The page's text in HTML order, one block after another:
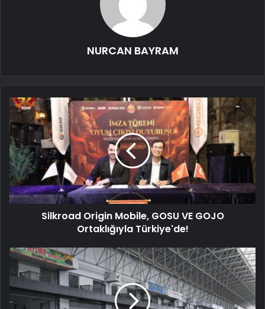
NURCAN BAYRAM
Silkroad Origin Mobile, GOSU VE GOJO
Ortaklığıyla Türkiye'de!